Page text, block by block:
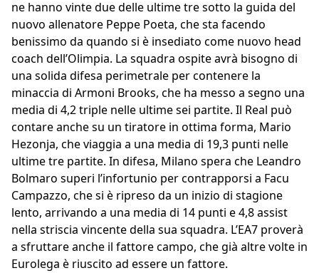
ne hanno vinte due delle ultime tre sotto la guida del
nuovo allenatore Peppe Poeta, che sta facendo
benissimo da quando si è insediato come nuovo head
coach dell’Olimpia. La squadra ospite avrà bisogno di
una solida difesa perimetrale per contenere la
minaccia di Armoni Brooks, che ha messo a segno una
media di 4,2 triple nelle ultime sei partite. Il Real può
contare anche su un tiratore in ottima forma, Mario
Hezonja, che viaggia a una media di 19,3 punti nelle
ultime tre partite. In difesa, Milano spera che Leandro
Bolmaro superi l’infortunio per contrapporsi a Facu
Campazzo, che si è ripreso da un inizio di stagione
lento, arrivando a una media di 14 punti e 4,8 assist
nella striscia vincente della sua squadra. L’EA7 proverà
a sfruttare anche il fattore campo, che già altre volte in
Eurolega è riuscito ad essere un fattore.